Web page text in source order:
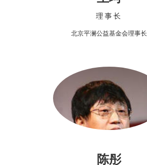
理事长
北京平澜公益基金会理事长
陈彤